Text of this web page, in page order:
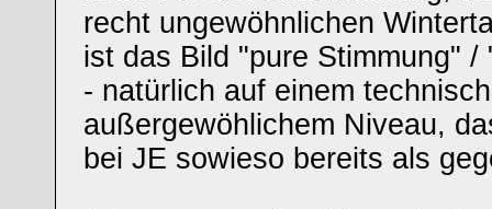
recht ungewöhnlichen
ist das Bild "pure Stimmung" /
- natürlich auf einem technisch
außergewöhlichem Niveau,
bei JE sowieso bereits als